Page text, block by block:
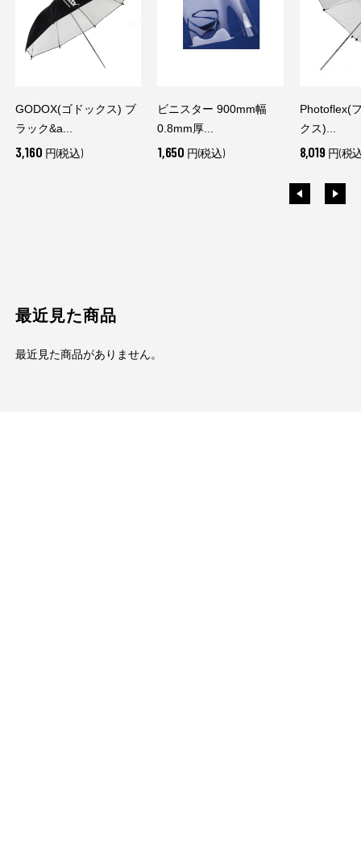
GODOX(ゴドックス) ブ
ラック&a...
3,160 円(税込)
ビニスター 900mm幅
0.8mm厚...
1,650 円(税込)
Photoflex(
クス)...
8,019 円(税
最近見た商品
最近見た商品がありません。